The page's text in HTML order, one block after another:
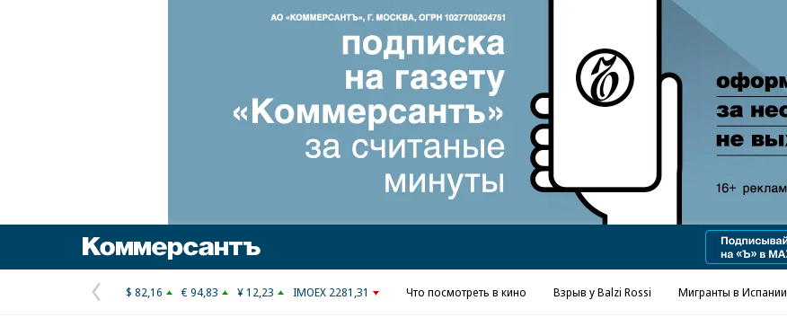
Реклама в «Ъ» www.kommersant.ru/ad
Предыдущая
$ 82,16 € 94,83 ¥ 12,23 IMOEX 2281,31 Что посмотреть в кино Взрыв у Balzi Rossi Мигранты в Испании